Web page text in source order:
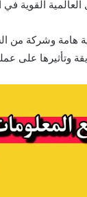
القوية في
هامة وشركة من
وتأثيرها على